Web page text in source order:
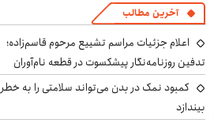
آخرین مطالب
اعلام جزئیات مراسم تشییع مرحوم قاسم‌زاده؛
تدفین روزنامه‌نگار پیشکسوت در قطعه نام‌آوران
کمبود نمک در بدن می‌تواند سلامتی را به خطر
بیندازد